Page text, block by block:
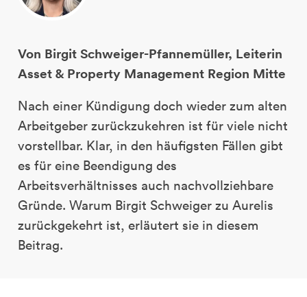
Von Birgit Schweiger-Pfannemüller, Leiterin
Asset & Property Management Region Mitte
Nach einer Kündigung doch wieder zum alten
Arbeitgeber zurückzukehren ist für viele nicht
vorstellbar. Klar, in den häufigsten Fällen gibt
es für eine Beendigung des
Arbeitsverhältnisses auch nachvollziehbare
Gründe. Warum Birgit Schweiger zu Aurelis
zurückgekehrt ist, erläutert sie in diesem
Beitrag.